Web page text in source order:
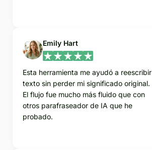
Emily Hart
Esta herramienta me ayudó a reescribir
texto sin perder mi significado original.
El flujo fue mucho más fluido que con
otros parafraseador de IA que he
probado.